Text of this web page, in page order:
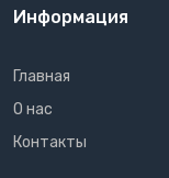
Информация
Главная
О нас
Контакты